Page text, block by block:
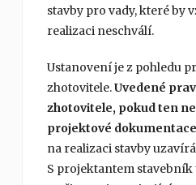
stavby pro vady, které by
realizaci neschválí.
Ustanovení je z pohledu
zhotovitele.Uvedené
zhotovitele, pokud ten
projektové
na realizaci stavby
S projektantem